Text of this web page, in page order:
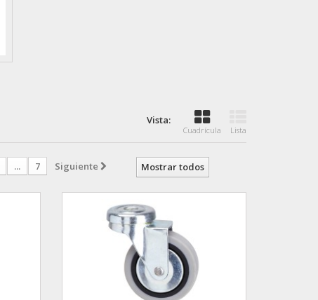
Vista:
Cuadrícula Lista
Mostrar todos
... 7 Siguiente